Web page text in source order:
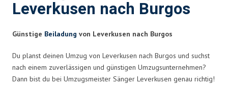
Leverkusen nach Burgos
Günstige Beiladung von Leverkusen nach Burgos
Du planst deinen Umzug von Leverkusen nach Burgos und suchst
nach einem zuverlässigen und günstigen Umzugsunternehmen?
Dann bist du bei Umzugsmeister Sänger Leverkusen genau richtig!